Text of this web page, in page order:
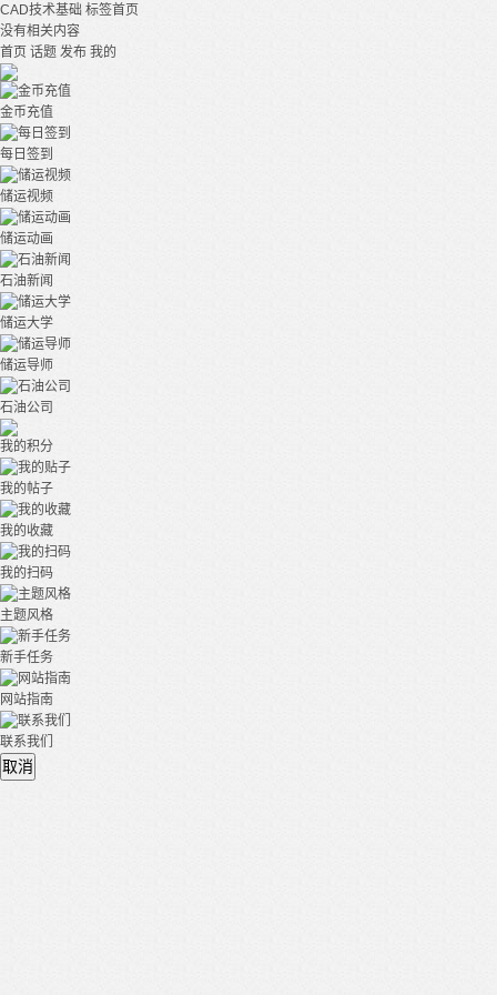
CAD技术基础 标签首页
没有相关内容
首页 话题 发布 我的
金币充值
每日签到
储运视频
储运动画
石油新闻
储运大学
储运导师
石油公司
我的积分
我的帖子
我的收藏
我的扫码
主题风格
新手任务
网站指南
联系我们
取消